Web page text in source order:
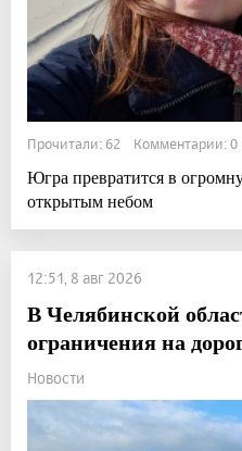
Прочитали: 62 Комментарии: 0
Югра превратится в
открытым небом
12:51, 8 авг 2026
В Челябинской
ограничения на
Новости